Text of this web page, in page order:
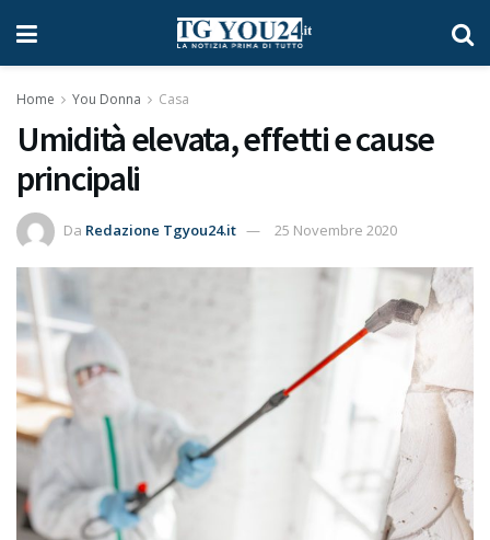
Home You Donna Casa
Umidità elevata, effetti e cause
principali
Da Redazione Tgyou24.it 25 Novembre 2020